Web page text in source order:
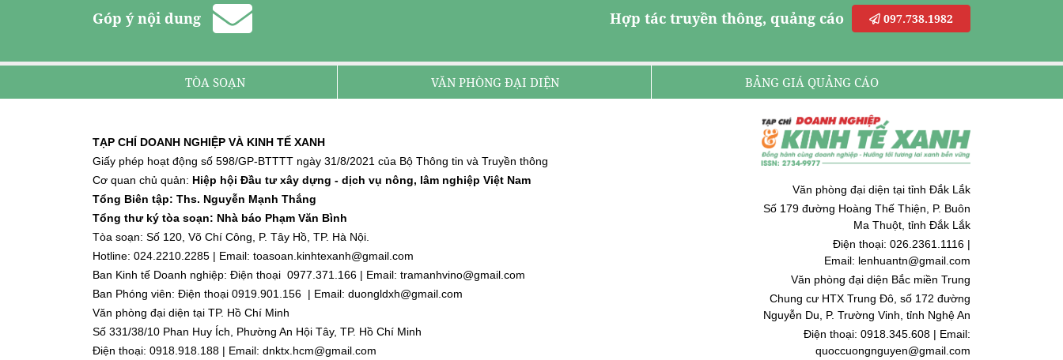
Góp ý nội dung Hợp tác truyền thông, quảng cáo 097.738.1982
TÒA SOẠN VĂN PHÒNG ĐẠI DIỆN BẢNG GIÁ QUẢNG CÁO
TẠP CHÍ DOANH NGHIỆP VÀ KINH TẾ XANH
Giấy phép hoạt động số 598/GP-BTTTT ngày 31/8/2021 của Bộ Thông tin và Truyền thông
Cơ quan chủ quản: Hiệp hội Đầu tư xây dựng - dịch vụ nông, lâm nghiệp Việt Nam
Tổng Biên tập: Ths. Nguyễn Mạnh Thắng
Tổng thư ký tòa soạn: Nhà báo Phạm Văn Bình
Tòa soạn: Số 120, Võ Chí Công, P. Tây Hồ, TP. Hà Nội.
Hotline: 024.2210.2285 | Email: toasoan.kinhtexanh@gmail.com
Ban Kinh tế Doanh nghiệp: Điện thoại 0977.371.166 | Email: tramanhvino@gmail.com
Ban Phóng viên: Điện thoại 0919.901.156 | Email: duongldxh@gmail.com
Văn phòng đại diện tại TP. Hồ Chí Minh
Số 331/38/10 Phan Huy Ích, Phường An Hội Tây, TP. Hồ Chí Minh
Điện thoại: 0918.918.188 | Email: dnktx.hcm@gmail.com
Văn phòng đại diện tại tỉnh Đắk Lắk
Số 179 đường Hoàng Thế Thiện, P. Buôn
Ma Thuột, tỉnh Đắk Lắk
Điện thoại: 026.2361.1116 |
Email: lenhuantn@gmail.com
Văn phòng đại diện Bắc miền Trung
Chung cư HTX Trung Đô, số 172 đường
Nguyễn Du, P. Trường Vinh, tỉnh Nghệ An
Điện thoại: 0918.345.608 | Email:
quoccuongnguyen@gmail.com